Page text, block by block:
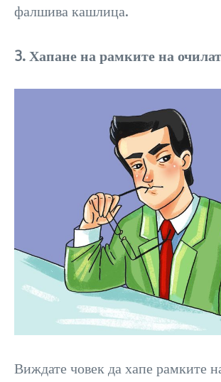
фалшива кашлица.
3. Хапане на рамките на
Виждате човек да хапе рамките